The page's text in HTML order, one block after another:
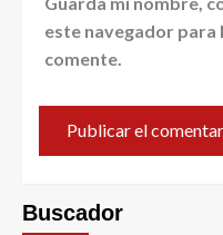
este navegador para
comente.
Buscador